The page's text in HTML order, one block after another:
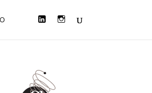
E T
L
I
K
I
N
T